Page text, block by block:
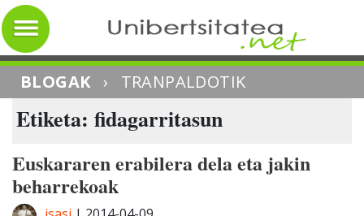
BLOGAK › TRANPALDOTIK
Etiketa: fidagarritasun
Euskararen erabilera dela eta jakin
beharrekoak